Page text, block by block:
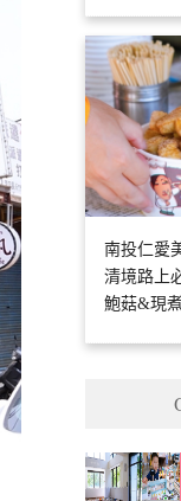
南投仁愛
清境路上
鮑菇&現